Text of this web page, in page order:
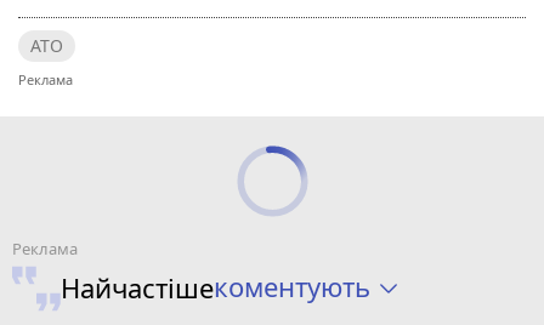
АТО
Найчастішекоментують